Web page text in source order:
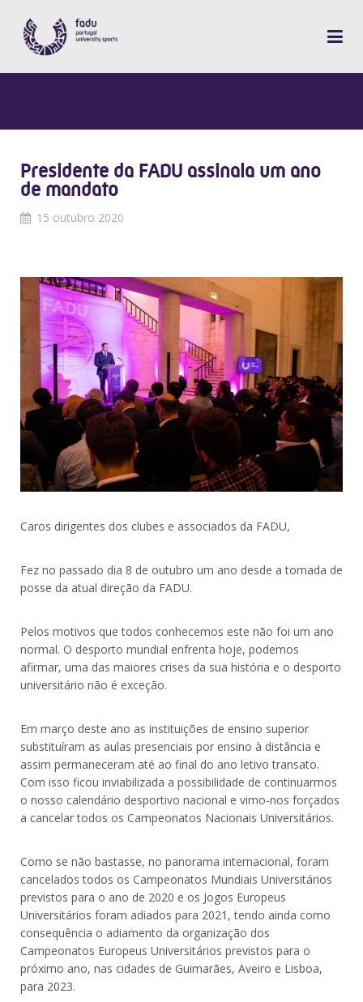
Presidente da FADU assinala um ano
de mandato
15 outubro 2020
Caros dirigentes dos clubes e associados da FADU,
Fez no passado dia 8 de outubro um ano desde a tomada de
posse da atual direção da FADU.
Pelos motivos que todos conhecemos este não foi um ano
normal. O desporto mundial enfrenta hoje, podemos
afirmar, uma das maiores crises da sua história e o desporto
universitário não é exceção.
Em março deste ano as instituições de ensino superior
substituíram as aulas presenciais por ensino à distância e
assim permaneceram até ao final do ano letivo transato.
Com isso ficou inviabilizada a possibilidade de continuarmos
o nosso calendário desportivo nacional e vimo-nos forçados
a cancelar todos os Campeonatos Nacionais Universitários.
Como se não bastasse, no panorama internacional, foram
cancelados todos os Campeonatos Mundiais Universitários
previstos para o ano de 2020 e os Jogos Europeus
Universitários foram adiados para 2021, tendo ainda como
consequência o adiamento da organização dos
Campeonatos Europeus Universitários previstos para o
próximo ano, nas cidades de Guimarães, Aveiro e Lisboa,
para 2023.